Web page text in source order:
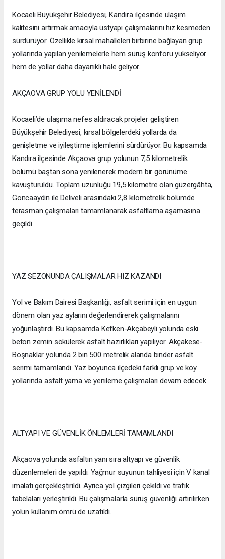
Kocaeli Büyükşehir Belediyesi, Kandıra ilçesinde ulaşım
kalitesini artırmak amacıyla üstyapı çalışmalarını hız kesmeden
sürdürüyor. Özellikle kırsal mahalleleri birbirine bağlayan grup
yollarında yapılan yenilemelerle hem sürüş konforu yükseliyor
hem de yollar daha dayanıklı hale geliyor.
AKÇAOVA GRUP YOLU YENİLENDİ
Kocaeli’de ulaşıma nefes aldıracak projeler geliştiren
Büyükşehir Belediyesi, kırsal bölgelerdeki yollarda da
genişletme ve iyileştirme işlemlerini sürdürüyor. Bu kapsamda
Kandıra ilçesinde Akçaova grup yolunun 7,5 kilometrelik
bölümü baştan sona yenilenerek modern bir görünüme
kavuşturuldu. Toplam uzunluğu 19,5 kilometre olan güzergâhta,
Goncaaydın ile Deliveli arasındaki 2,8 kilometrelik bölümde
terasman çalışmaları tamamlanarak asfaltlama aşamasına
geçildi.
YAZ SEZONUNDA ÇALIŞMALAR HIZ KAZANDI
Yol ve Bakım Dairesi Başkanlığı, asfalt serimi için en uygun
dönem olan yaz aylarını değerlendirerek çalışmalarını
yoğunlaştırdı. Bu kapsamda Kefken-Akçabeyli yolunda eski
beton zemin sökülerek asfalt hazırlıkları yapılıyor. Akçakese-
Boşnaklar yolunda 2 bin 500 metrelik alanda binder asfalt
serimi tamamlandı. Yaz boyunca ilçedeki farklı grup ve köy
yollarında asfalt yama ve yenileme çalışmaları devam edecek.
ALTYAPI VE GÜVENLİK ÖNLEMLERİ TAMAMLANDI
Akçaova yolunda asfaltın yanı sıra altyapı ve güvenlik
düzenlemeleri de yapıldı. Yağmur suyunun tahliyesi için V kanal
imalatı gerçekleştirildi. Ayrıca yol çizgileri çekildi ve trafik
tabelaları yerleştirildi. Bu çalışmalarla sürüş güvenliği artırılırken
yolun kullanım ömrü de uzatıldı.